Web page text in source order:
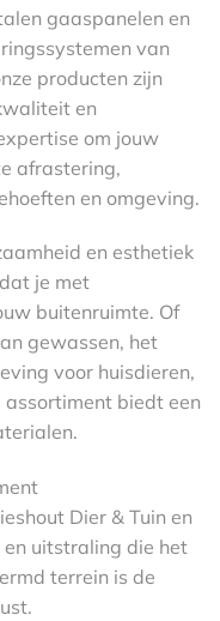
gaaspanelen en
van
producten zijn
en
om jouw
afrastering,
en omgeving.
en esthetiek
je met
buitenruimte. Of
gewassen, het
voor huisdieren,
assortiment biedt een
Dier & Tuin en
uitstraling die het
terrein is de